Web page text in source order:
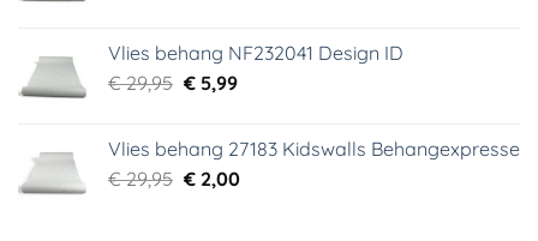
€ 29,95.€ 3,99.
Vlies behang NF232041 Design ID
€29,95 Oorspronkelijke
€ 29,95.
€5,99Huidige
€ 5,99.
Vlies behang 27183 Kidswalls Behangexpresse
€29,95 Oorspronkelijke
€2,00Huidige